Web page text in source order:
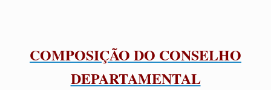
COMPOSIÇÃO DO CONSELHO
DEPARTAMENTAL